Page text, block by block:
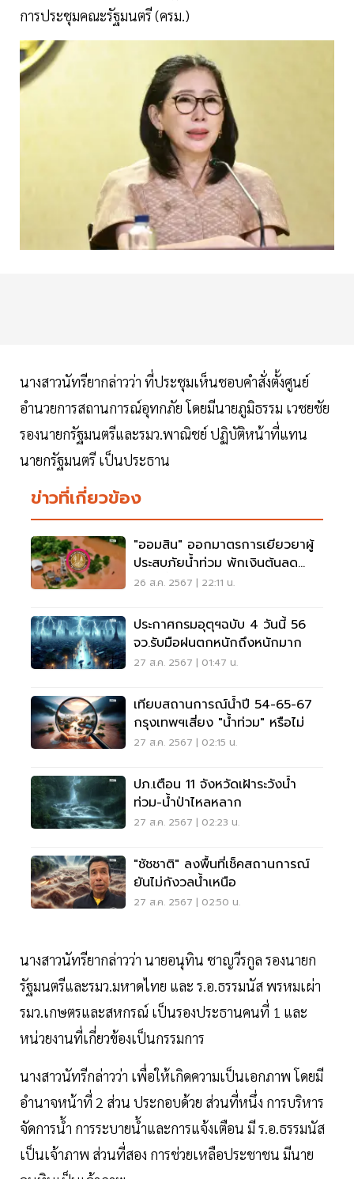
การประชุมคณะรัฐมนตรี (ครม.)
นางสาวนัทรียากล่าวว่า ที่ประชุมเห็นชอบคำสั่งตั้งศูนย์
อำนวยการสถานการณ์อุทกภัย โดยมีนายภูมิธรรม เวชยชัย
รองนายกรัฐมนตรีและรมว.พาณิชย์ ปฏิบัติหน้าที่แทน
นายกรัฐมนตรี เป็นประธาน
ข่าวที่เกี่ยวข้อง
"ออมสิน" ออกมาตรการเยียวยาผู้
ประสบภัยน้ำท่วม พักเงินต้นลด
ดอกเบี้ย 3 เดือน
26 ส.ค. 2567 | 22:11 น.
ประกาศกรมอุตุฯฉบับ 4 วันนี้ 56
จว.รับมือฝนตกหนักถึงหนักมาก
27 ส.ค. 2567 | 01:47 น.
เทียบสถานการณ์น้ำปี 54-65-67
กรุงเทพฯเสี่ยง "น้ำท่วม" หรือไม่
27 ส.ค. 2567 | 02:15 น.
ปภ.เตือน 11 จังหวัดเฝ้าระวังน้ำ
ท่วม-น้ำป่าไหลหลาก
27 ส.ค. 2567 | 02:23 น.
"ชัชชาติ" ลงพื้นที่เช็คสถานการณ์
ยันไม่กังวลน้ำเหนือ
27 ส.ค. 2567 | 02:50 น.
นางสาวนัทรียากล่าวว่า นายอนุทิน ชาญวีรกูล รองนายก
รัฐมนตรีและรมว.มหาดไทย และ ร.อ.ธรรมนัส พรหมเผ่า
รมว.เกษตรและสหกรณ์ เป็นรองประธานคนที่ 1 และ
หน่วยงานที่เกี่ยวข้องเป็นกรรมการ
นางสาวนัทรีกล่าวว่า เพื่อให้เกิดความเป็นเอกภาพ โดยมี
อำนาจหน้าที่ 2 ส่วน ประกอบด้วย ส่วนที่หนึ่ง การบริหาร
จัดการน้ำ การระบายน้ำและการแจ้งเตือน มี ร.อ.ธรรมนัส
เป็นเจ้าภาพ ส่วนที่สอง การช่วยเหลือประชาชน มีนาย